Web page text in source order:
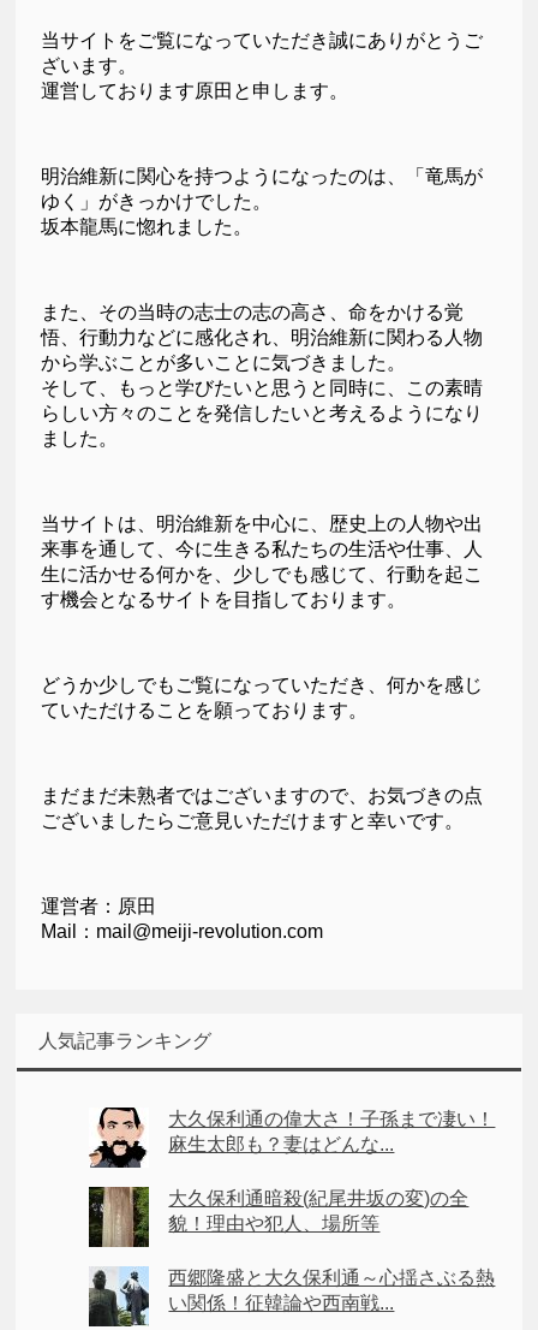
当サイトをご覧になっていただき誠にありがとうご
ざいます。
運営しております原田と申します。
明治維新に関心を持つようになったのは、「竜馬が
ゆく」がきっかけでした。
坂本龍馬に惚れました。
また、その当時の志士の志の高さ、命をかける覚
悟、行動力などに感化され、明治維新に関わる人物
から学ぶことが多いことに気づきました。
そして、もっと学びたいと思うと同時に、この素晴
らしい方々のことを発信したいと考えるようになり
ました。
当サイトは、明治維新を中心に、歴史上の人物や出
来事を通して、今に生きる私たちの生活や仕事、人
生に活かせる何かを、少しでも感じて、行動を起こ
す機会となるサイトを目指しております。
どうか少しでもご覧になっていただき、何かを感じ
ていただけることを願っております。
まだまだ未熟者ではございますので、お気づきの点
ございましたらご意見いただけますと幸いです。
運営者：原田
Mail：mail@meiji-revolution.com
人気記事ランキング
大久保利通の偉大さ！子孫まで凄い！
麻生太郎も？妻はどんな...
大久保利通暗殺(紀尾井坂の変)の全
貌！理由や犯人、場所等
西郷隆盛と大久保利通～心揺さぶる熱
い関係！征韓論や西南戦...